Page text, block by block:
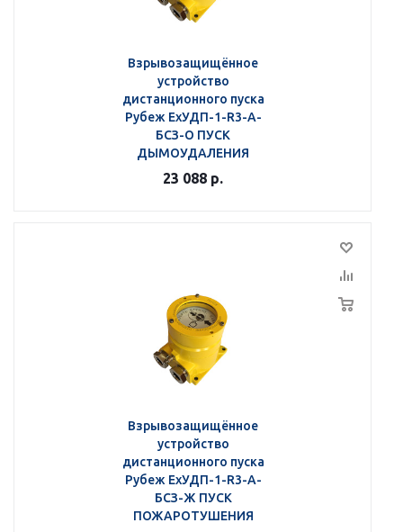
Взрывозащищённое
устройство
дистанционного пуска
Рубеж ЕхУДП-1-R3-А-
БСЗ-О ПУСК
ДЫМОУДАЛЕНИЯ
23 088 р.
Взрывозащищённое
устройство
дистанционного пуска
Рубеж ЕхУДП-1-R3-А-
БСЗ-Ж ПУСК
ПОЖАРОТУШЕНИЯ